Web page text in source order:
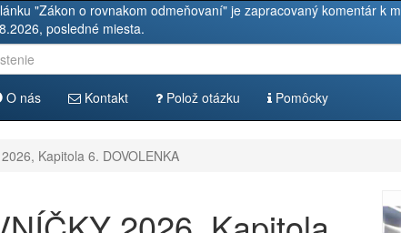
"Zákon o rovnakom odmeňovaní" je zapracovaný komentár k
posledné miesta.
O nás Kontakt Polož otázku Pomôcky
Kapitola 6. DOVOLENKA